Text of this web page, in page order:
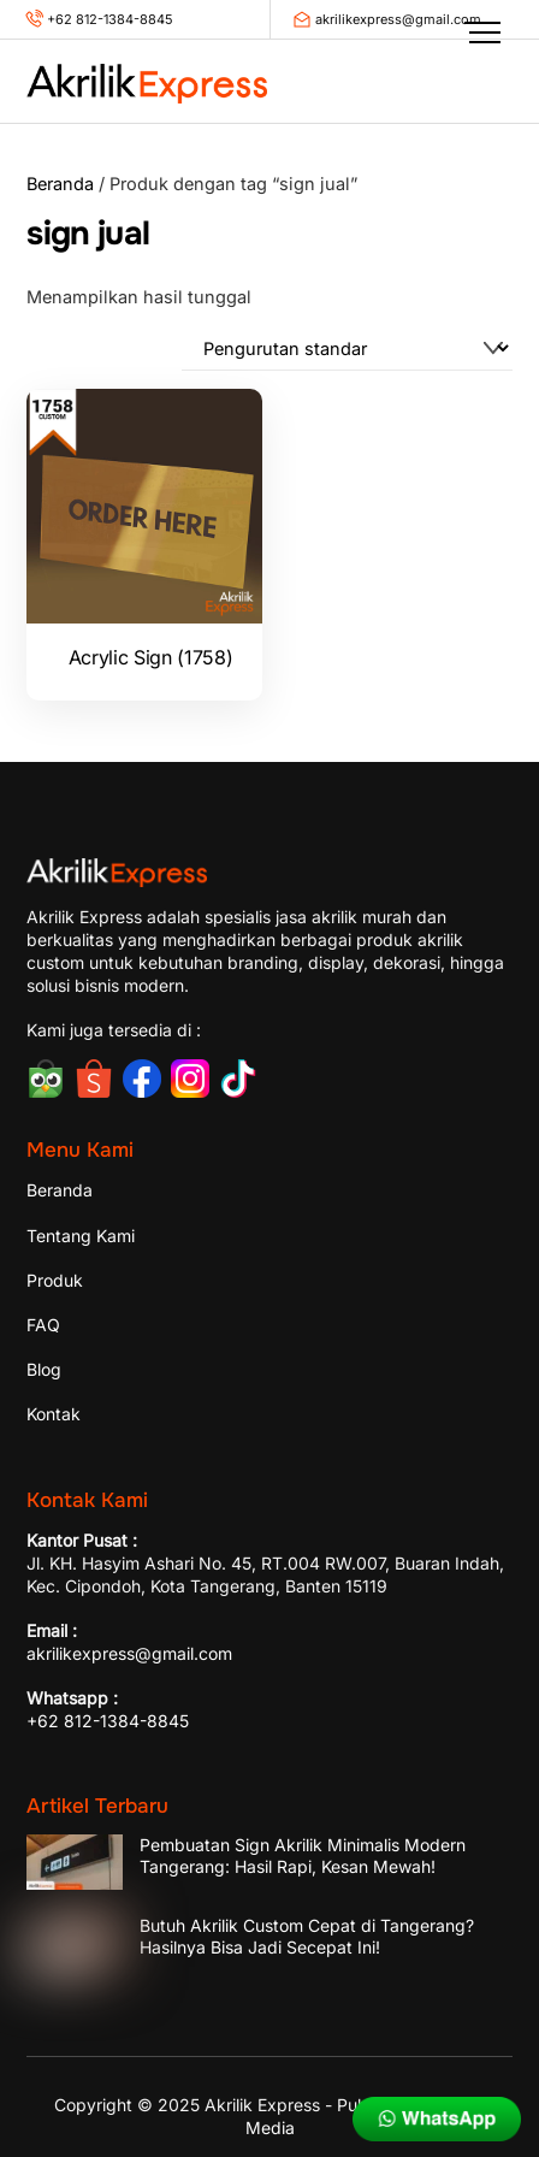
Skip
+62 812-1384-8845 akrilikexpress@gmail.com
Beranda / Produk dengan tag “sign jual”
sign jual
Menampilkan hasil tunggal
Acrylic Sign (1758)
Akrilik Express adalah spesialis jasa akrilik murah dan
berkualitas yang menghadirkan berbagai produk akrilik
custom untuk kebutuhan branding, display, dekorasi, hingga
solusi bisnis modern.
Kami juga tersedia di :
Menu Kami
Beranda
Tentang Kami
Produk
FAQ
Blog
Kontak
Kontak Kami
Kantor Pusat :
Jl. KH. Hasyim Ashari No. 45, RT.004 RW.007, Buaran Indah,
Kec. Cipondoh, Kota Tangerang, Banten 15119
Email :
akrilikexpress@gmail.com
Whatsapp :
+62 812-1384-8845
Artikel Terbaru
Pembuatan Sign Akrilik Minimalis Modern
Tangerang: Hasil Rapi, Kesan Mewah!
Butuh Akrilik Custom Cepat di Tangerang?
Hasilnya Bisa Jadi Secepat Ini!
Copyright © 2025 Akrilik Express - Published by
Media